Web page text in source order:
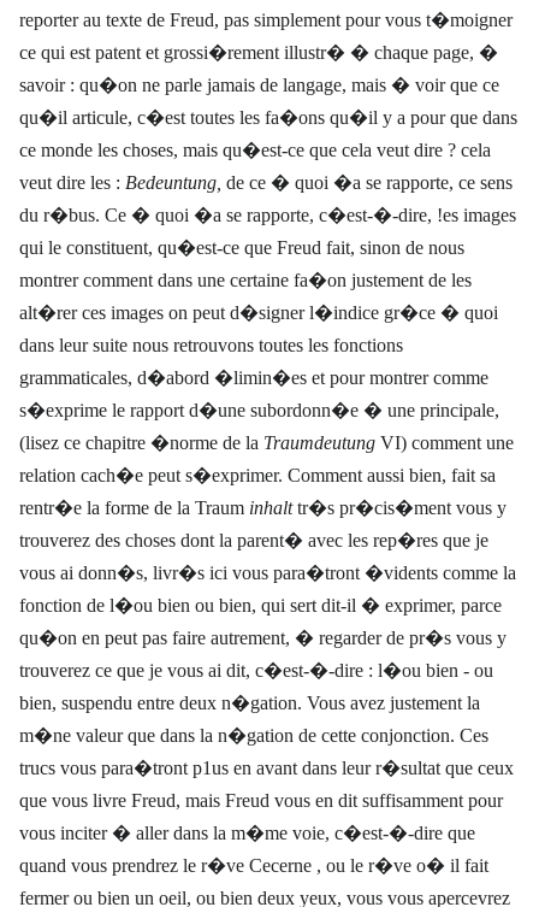
reporter au texte de Freud, pas simplement pour vous t�moigner
ce qui est patent et grossi�rement illustr� � chaque page, �
savoir : qu�on ne parle jamais de langage, mais � voir que ce
qu�il articule, c�est toutes les fa�ons qu�il y a pour que dans
ce monde les choses, mais qu�est-ce que cela veut dire ? cela
veut dire les : Bedeuntung, de ce � quoi �a se rapporte, ce sens
du r�bus. Ce � quoi �a se rapporte, c�est-�-dire, !es images
qui le constituent, qu�est-ce que Freud fait, sinon de nous
montrer comment dans une certaine fa�on justement de les
alt�rer ces images on peut d�signer l�indice gr�ce � quoi
dans leur suite nous retrouvons toutes les fonctions
grammaticales, d�abord �limin�es et pour montrer comme
s�exprime le rapport d�une subordonn�e � une principale,
(lisez ce chapitre �norme de la Traumdeutung VI) comment une
relation cach�e peut s�exprimer. Comment aussi bien, fait sa
rentr�e la forme de la Traum inhalttr�s pr�cis�ment vous y
trouverez des choses dont la parent� avec les rep�res que je
vous ai donn�s, livr�s ici vous para�tront �vidents comme la
fonction de l�ou bien ou bien, qui sert dit-il � exprimer, parce
qu�on en peut pas faire autrement, � regarder de pr�s vous y
trouverez ce que je vous ai dit, c�est-�-dire : l�ou bien - ou
bien, suspendu entre deux n�gation. Vous avez justement la
m�ne valeur que dans la n�gation de cette conjonction. Ces
trucs vous para�tront p1us en avant dans leur r�sultat que ceux
que vous livre Freud, mais Freud vous en dit suffisamment pour
vous inciter � aller dans la m�me voie, c�est-�-dire que
quand vous prendrez le r�ve Cecerne , ou le r�ve o� il fait
fermer ou bien un oeil, ou bien deux yeux, vous vous apercevrez